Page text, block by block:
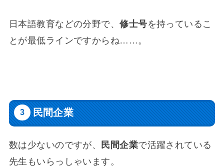
日本語教育などの分野で、修士号を持っているこ
とが最低ラインですからね……。
民間企業
数は少ないのですが、 民間企業で活躍されている
先生もいらっしゃいます。